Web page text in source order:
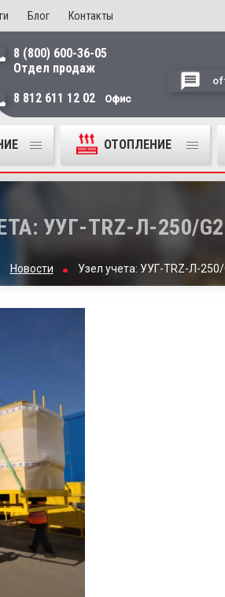
Блог Контакты
8 (800) 600-36-05
Отдел продаж
8 812 611 12 02
Офис
ОТОПЛЕНИЕ
УУГ-TRZ-Л-250/
Новости Узел учета: УУГ-TRZ-Л-